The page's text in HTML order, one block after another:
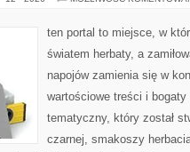
ten portal to miejsce, w
światem herbaty, a
napojów zamienia się w
wartościowe treści i
tematyczny, który został
czarnej, smakoszy